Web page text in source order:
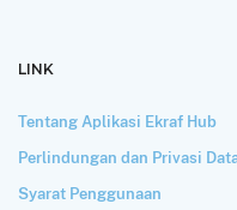
LINK
Tentang Aplikasi Ekraf Hub
Perlindungan dan Privasi
Syarat Penggunaan